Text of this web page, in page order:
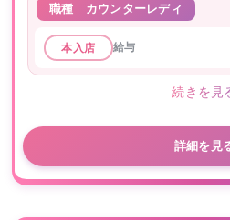
職種 カウンターレディ
本入店 給与
続きを見
詳細を見